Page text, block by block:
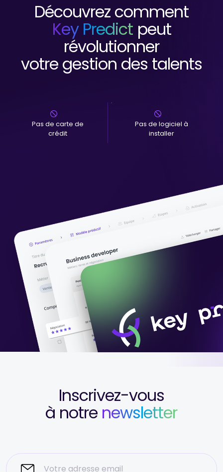
Découvrez comment
Key Predict peut
révolutionner
votre gestion des talents
Pas de carte de
crédit
Pas de logiciel à
installer
Inscrivez-vous
à notre newsletter